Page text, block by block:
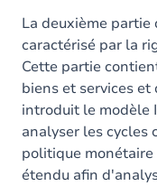
La deuxième partie
caractérisé par la
Cette partie
biens et services
introduit le modèle
analyser les cycles
politique
étendu afin